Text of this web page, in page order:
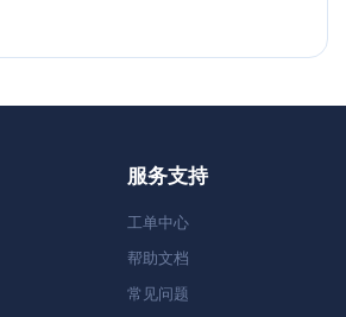
服务支持
工单中心
帮助文档
常见问题